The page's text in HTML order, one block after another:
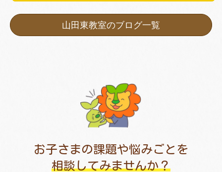
山田東教室のブログ一覧
お子さまの課題や悩みごとを
相談してみませんか？